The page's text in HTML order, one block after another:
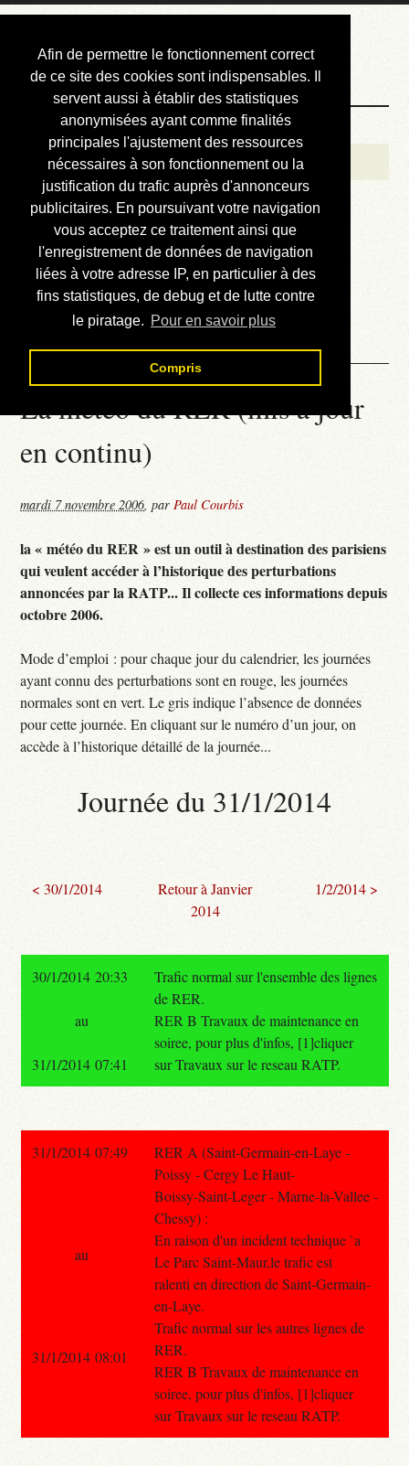
Afin de permettre le fonctionnement correct
de ce site des cookies sont indispensables. Il
servent aussi à établir des statistiques
anonymisées ayant comme finalités
principales l'ajustement des ressources
nécessaires à son fonctionnement ou la
justification du trafic auprès d'annonceurs
publicitaires. En poursuivant votre navigation
vous acceptez ce traitement ainsi que
l'enregistrement de données de navigation
liées à votre adresse IP, en particulier à des
fins statistiques, de debug et de lutte contre
le piratage. Pour en savoir plus
Compris
Courbis, « LE »
Blog Officiel
Bienvenue
Réalisations
Divers (et d’été)
Annonces
Liens externes
Téléchargement
Contact
La météo du RER (mis à jour
en continu)
mardi 7 novembre 2006,parPaul Courbis
la « météo du RER » est un outil à destination des parisiens
qui veulent accéder à l’historique des perturbations
annoncées par la RATP... Il collecte ces informations depuis
octobre 2006.
Mode d’emploi : pour chaque jour du calendrier, les journées
ayant connu des perturbations sont en rouge, les journées
normales sont en vert. Le gris indique l’absence de données
pour cette journée. En cliquant sur le numéro d’un jour, on
accède à l’historique détaillé de la journée...
Journée du 31/1/2014
< 30/1/2014
Retour à Janvier
2014
1/2/2014 >
30/1/2014 20:33
Trafic normal sur l'ensemble des lignes
de RER.
RER B Travaux de maintenance en
soiree, pour plus d'infos, [1]cliquer
sur Travaux sur le reseau RATP.
au
31/1/2014 07:41
31/1/2014 07:49
RER A (Saint-Germain-en-Laye -
Poissy - Cergy Le Haut-
Boissy-Saint-Leger - Marne-la-Vallee -
Chessy) :
En raison d'un incident technique `a
Le Parc Saint-Maur,le trafic est
ralenti en direction de Saint-Germain-
en-Laye.
Trafic normal sur les autres lignes de
RER.
RER B Travaux de maintenance en
soiree, pour plus d'infos, [1]cliquer
sur Travaux sur le reseau RATP.
au
31/1/2014 08:01